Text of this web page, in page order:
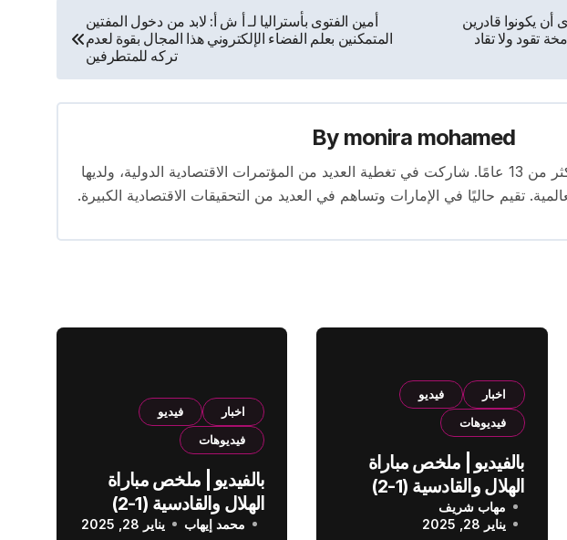
يكونوا قادرين
تقود ولا تقاد
أمين الفتوى بأستراليا لـ أ ش أ: لابد من دخول المفتين
المتمكنين بعلم الفضاء الإلكتروني هذا المجال بقوة لعدم
تركه للمتطرفين
By monira mohamed
محررة اقتصادية بخبرة تمتد لأكثر من 13 عامًا. شاركت في تغطية العديد من المؤتمرات الاقتصادية الدولية، ولديها
تقيم حاليًا في الإمارات وتساهم في العديد من التحقيقات الاقتصادية الكبيرة.
اخبار
فيديو
فيديوهات
بالفيديو | ملخص مباراة
الهلال والقادسية (1-2)
الدوري السعودي
مهاب شريف
يناير 28, 2025
اخبار
فيديو
فيديوهات
بالفيديو | ملخص مباراة
الهلال والقادسية (1-2)
الدوري السعودي
محمد إيهاب يناير 28, 2025